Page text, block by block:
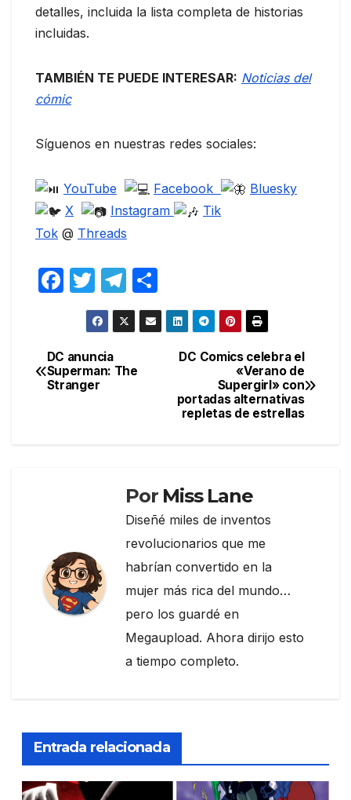
detalles, incluida la lista completa de historias
incluidas.
TAMBIÉN TE PUEDE INTERESAR: Noticias del
cómic
Síguenos en nuestras redes sociales:
YouTube Facebook
Bluesky
X
Instagram
Tik
Tok @ Threads
F
e
b
T
w
itt
er
T
el
e
a
o
m
tir
Navegación
de
DC Comics celebra el
«Verano de
Supergirl» con
portadas alternativas
repletas de estrellas
DC anuncia
Superman: The
Stranger
Por Miss Lane
Diseñé miles de inventos
revolucionarios que me
habrían convertido en la
mujer más rica del mundo…
pero los guardé en
Megaupload. Ahora dirijo esto
a tiempo completo.
Entrada relacionada